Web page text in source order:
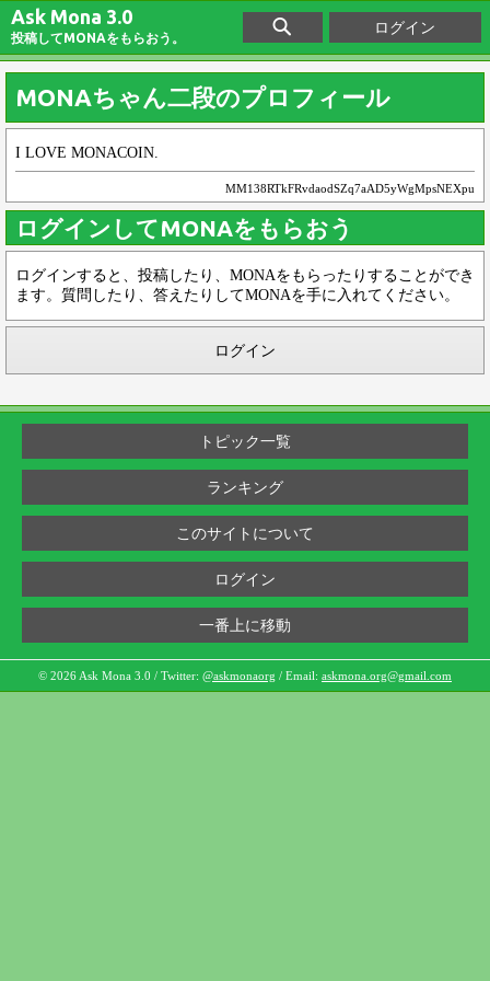
Ask Mona 3.0
投稿してMONAをもらおう。
ログイン
MONAちゃん二段のプロフィール
I LOVE MONACOIN.
MM138RTkFRvdaodSZq7aAD5yWgMpsNEXpu
ログインしてMONAをもらおう
ログインすると、投稿したり、MONAをもらったりすることができ
ます。質問したり、答えたりしてMONAを手に入れてください。
ログイン
トピック一覧
ランキング
このサイトについて
ログイン
一番上に移動
© 2026 Ask Mona 3.0 / Twitter: @askmonaorg / Email: askmona.org@gmail.com